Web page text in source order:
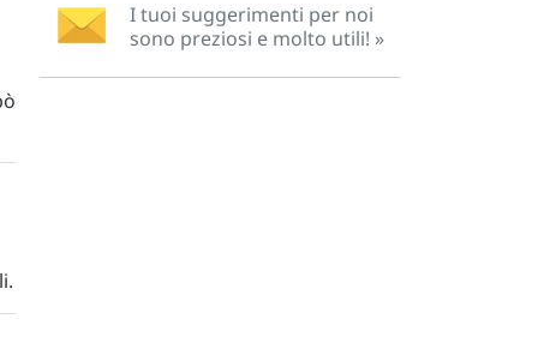
I tuoi suggerimenti per noi
sono preziosi e molto utili! »